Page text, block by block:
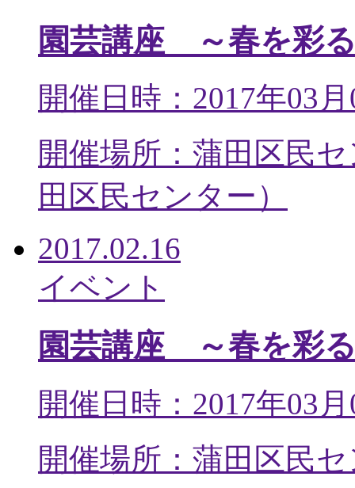
園芸講座 ～春を彩
開催日時：2017年03
開催場所：蒲田区民
田区民センター ）
2017.02.16
イベント
園芸講座 ～春を彩
開催日時：2017年03
開催場所：蒲田区民